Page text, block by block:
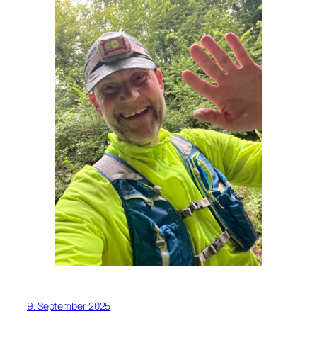
9. September 2025